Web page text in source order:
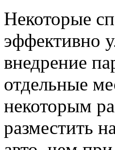
Некоторые
эффективно
внедрение
отдельные
некоторым
разместить